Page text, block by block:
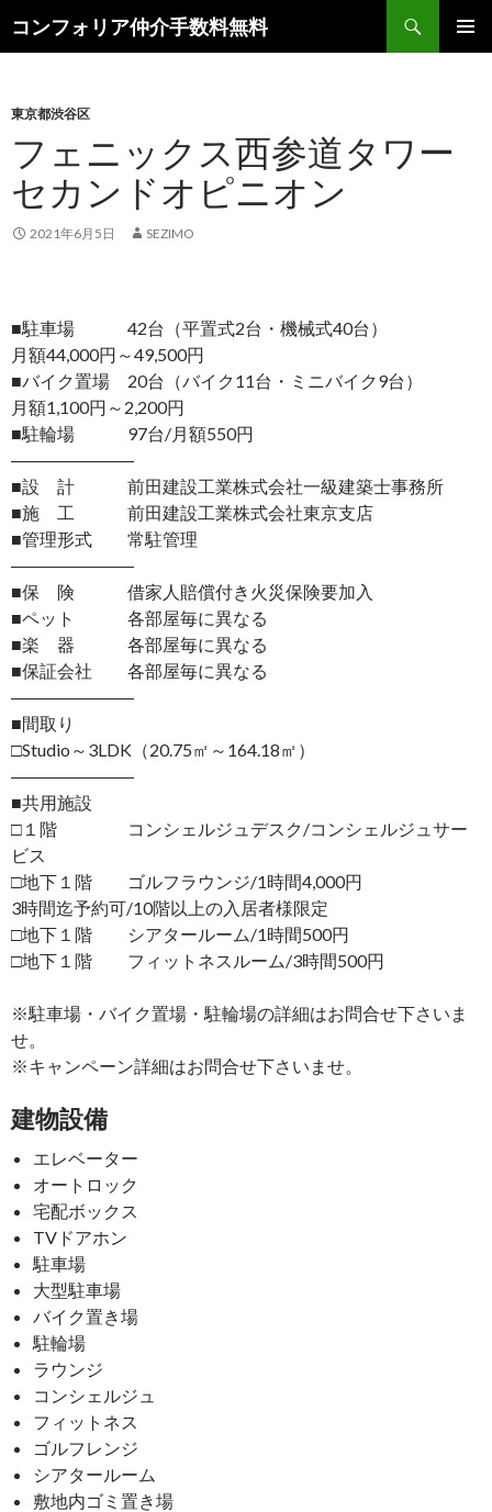
コンフォリア仲介手数料無料
索
ン
へ
ス
キ
ッ
東京都渋谷区
フェニックス西参道タワー
セカンドオピニオン
2021年6月5日 SEZIMO
■駐車場 42台（平置式2台・機械式40台）
月額44,000円～49,500円
■バイク置場 20台（バイク11台・ミニバイク9台）
月額1,100円～2,200円
■駐輪場 97台/月額550円
―――――――
■設 計 前田建設工業株式会社一級建築士事務所
■施 工 前田建設工業株式会社東京支店
■管理形式 常駐管理
―――――――
■保 険 借家人賠償付き火災保険要加入
■ペット 各部屋毎に異なる
■楽 器 各部屋毎に異なる
■保証会社 各部屋毎に異なる
―――――――
■間取り
□Studio～3LDK（20.75㎡～164.18㎡）
―――――――
■共用施設
□１階 コンシェルジュデスク/コンシェルジュサー
ビス
□地下１階 ゴルフラウンジ/1時間4,000円
3時間迄予約可/10階以上の入居者様限定
□地下１階 シアタールーム/1時間500円
□地下１階 フィットネスルーム/3時間500円
※駐車場・バイク置場・駐輪場の詳細はお問合せ下さいま
せ。
※キャンペーン詳細はお問合せ下さいませ。
建物設備
エレベーター
オートロック
宅配ボックス
TVドアホン
駐車場
大型駐車場
バイク置き場
駐輪場
ラウンジ
コンシェルジュ
フィットネス
ゴルフレンジ
シアタールーム
敷地内ゴミ置き場